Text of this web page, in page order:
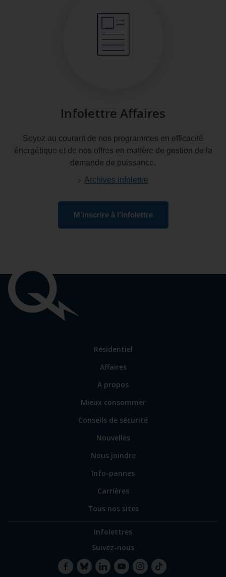
Infolettre Affaires
Soyez au courant de nos programmes en efficacité
énergétique et de nos offres en matière de gestion de la
demande de puissance.
Archives infolettre
M’inscrire à l’infolettre
importants
Lien
les
principales
Résidentiel
Affaires
Lien
certains
sites
À propos
Mieux consommer
Conseils de sécurité
Nouvelles
Nous joindre
Info-pannes
Carrières
Tous nos sites
Infolettres
Suivez-nous